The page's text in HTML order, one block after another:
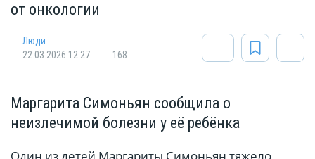
от онкологии
Люди
22.03.2026 12:27
168
Маргарита Симоньян сообщила о
неизлечимой болезни у её ребёнка